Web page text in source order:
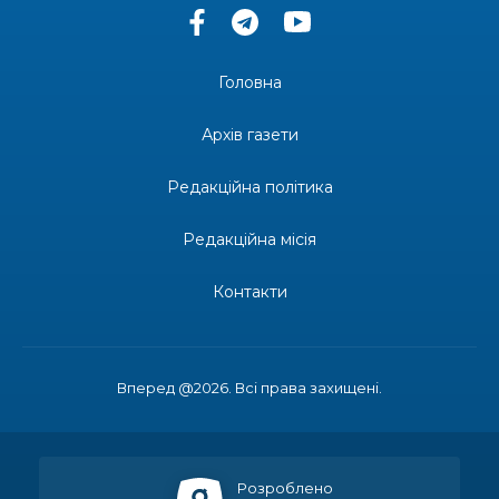
Юні мешканці Бахмутської громади у Харкові
долучилися до проєкту «Радість у дитячих
територіальної громади
«Дві музи» у Рівному: свято краси, мистецтва
епідеміолог, зоолог
Вперед @2026. Всі права захищені.
Головна
Архів газети
Редакційна політика
Редакційна місія
Контакти
Розроблено